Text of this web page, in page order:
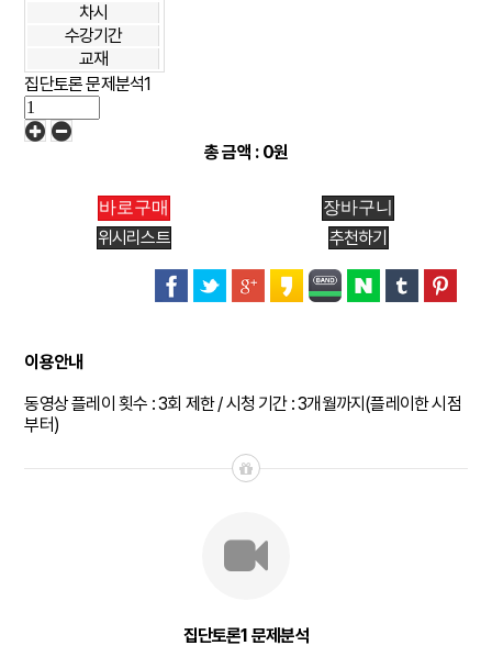
차시
수강기간
교재
집단토론 문제분석1
총 금액 : 0원
위시리스트 추천하기
이용안내
동영상 플레이 횟수 : 3회 제한 / 시청 기간 : 3개월까지(플레이한 시점
부터)
집단토론1 문제분석